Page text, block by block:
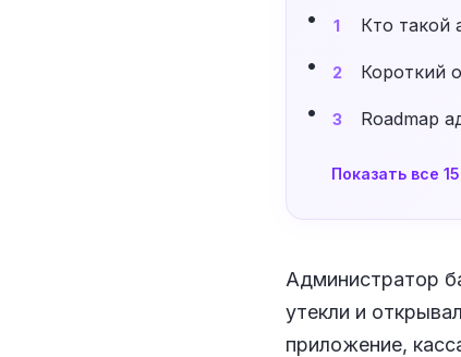
1 Кто такой
2 Короткий
3 Roadmap
Показать все 15
Администратор
утекли и
приложение,